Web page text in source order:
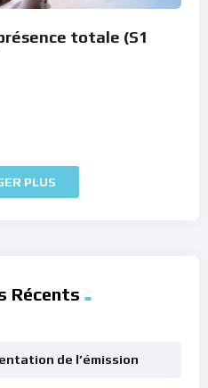
totale (S1
PLUS
Récents
de l’émission